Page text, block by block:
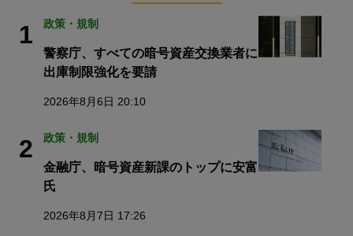
1 政策・規制
警察庁、すべての暗号資産交換業者に
出庫制限強化を要請
2026年8月6日 20:10
2 政策・規制
金融庁、暗号資産新課のトップに安富
氏
2026年8月7日 17:26